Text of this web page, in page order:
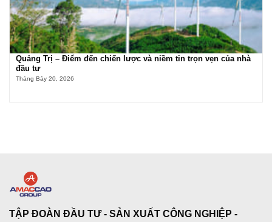
Quảng Trị – Điểm đến chiến lược và niềm tin trọn vẹn của nhà
đầu tư
Tháng Bảy 20, 2026
TẬP ĐOÀN ĐẦU TƯ - SẢN XUẤT CÔNG NGHIỆP -